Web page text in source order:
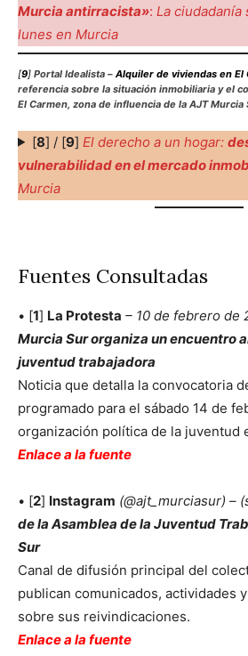
Murcia antirracista»: La
lunes en Murcia
[9] Portal Idealista – Alquiler de viviendas en El
referencia sobre la situación inmobiliaria y el
El Carmen, zona de influencia de la AJT Murcia
[8] / [9] El derecho a un hogar:
vulnerabilidad en el mercado
Murcia
Fuentes Consultadas
• [1] La Protesta – 10 de febrero de
Murcia Sur organiza un encuentro
juventud trabajadora
Noticia que detalla la convocatoria
programado para el sábado 14 de
organización política de la juventud
Enlace a la fuente
• [2] Instagram (@ajt_murciasur) –
de la Asamblea de la Juventud
Sur
Canal de difusión principal del
publican comunicados, actividades
sobre sus reivindicaciones.
Enlace a la fuente